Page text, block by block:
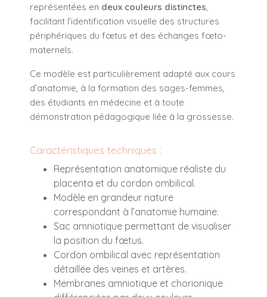
représentées en deux couleurs distinctes,
facilitant l’identification visuelle des structures
périphériques du fœtus et des échanges fœto-
maternels.
Ce modèle est particulièrement adapté aux cours
d’anatomie, à la formation des sages-femmes,
des étudiants en médecine et à toute
démonstration pédagogique liée à la grossesse.
Caractéristiques techniques :
Représentation anatomique réaliste du
placenta et du cordon ombilical.
Modèle en grandeur nature
correspondant à l’anatomie humaine.
Sac amniotique permettant de visualiser
la position du fœtus.
Cordon ombilical avec représentation
détaillée des veines et artères.
Membranes amniotique et chorionique